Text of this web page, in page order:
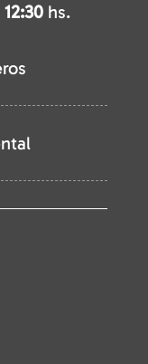
12:30 hs.